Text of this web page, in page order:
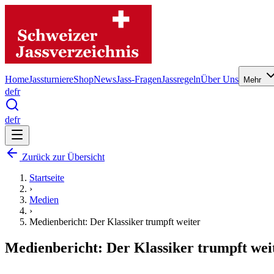
HomeJassturniereShopNewsJass-FragenJassregelnÜber Uns Mehr
defr
defr
Zurück zur Übersicht
Startseite
›
Medien
›
Medienbericht: Der Klassiker trumpft weiter
Medienbericht: Der Klassiker trumpft